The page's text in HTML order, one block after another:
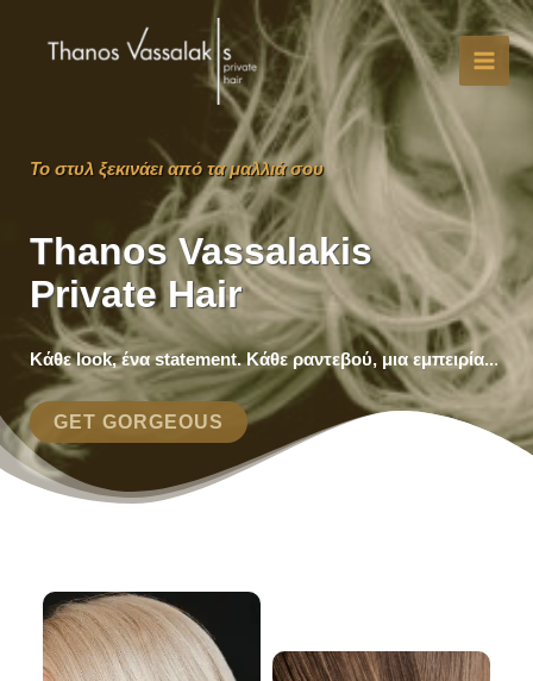
content
Το στυλ ξεκινάει από τα μαλλιά σου
Thanos Vassalakis
Private Hair
Κάθε look, ένα statement. Κάθε ραντεβού, μια εμπειρία...
GET GORGEOUS